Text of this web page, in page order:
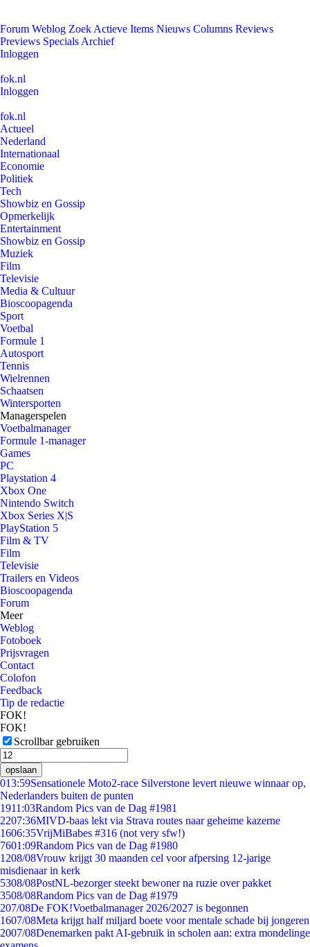
Forum Weblog Zoek Actieve Items Nieuws Columns Reviews
Previews Specials Archief
Inloggen
fok.nl
Inloggen
fok.nl
Actueel
Nederland
Internationaal
Economie
Politiek
Tech
Showbiz en Gossip
Opmerkelijk
Entertainment
Showbiz en Gossip
Muziek
Film
Televisie
Media & Cultuur
Bioscoopagenda
Sport
Voetbal
Formule 1
Autosport
Tennis
Wielrennen
Schaatsen
Wintersporten
Managerspelen
Voetbalmanager
Formule 1-manager
Games
PC
Playstation 4
Xbox One
Nintendo Switch
Xbox Series X|S
PlayStation 5
Film & TV
Film
Televisie
Trailers en Videos
Bioscoopagenda
Forum
Meer
Weblog
Fotoboek
Prijsvragen
Contact
Colofon
Feedback
Tip de redactie
FOK!
FOK!
Scrollbar gebruiken
opslaan
013:59Sensationele Moto2-race Silverstone levert nieuwe winnaar op,
Nederlanders buiten de punten
1911:03Random Pics van de Dag #1981
2207:36MIVD-baas lekt via Strava routes naar geheime kazerne
1606:35VrijMiBabes #316 (not very sfw!)
7601:09Random Pics van de Dag #1980
1208/08Vrouw krijgt 30 maanden cel voor afpersing 12-jarige
misdienaar in kerk
5308/08PostNL-bezorger steekt bewoner na ruzie over pakket
3508/08Random Pics van de Dag #1979
207/08De FOK!Voetbalmanager 2026/2027 is begonnen
1607/08Meta krijgt half miljard boete voor mentale schade bij jongeren
2007/08Denemarken pakt AI-gebruik in scholen aan: extra mondelinge